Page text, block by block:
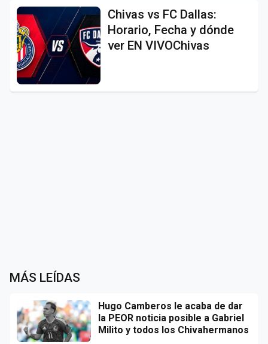
Chivas vs FC Dallas:
Horario, Fecha y dónde
ver EN VIVOChivas
MÁS LEÍDAS
Hugo Camberos le acaba de dar
la PEOR noticia posible a Gabriel
Milito y todos los Chivahermanos